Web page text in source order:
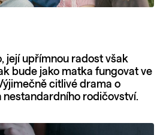
její upřímnou radost však
bude jako matka fungovat ve
citlivé drama o
nestandardního rodičovství.